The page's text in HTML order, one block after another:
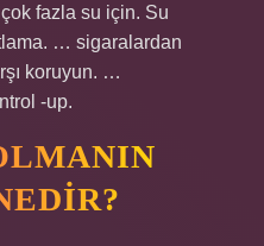
fazla su için. Su
… sigaralardan
koruyun. …
-up.